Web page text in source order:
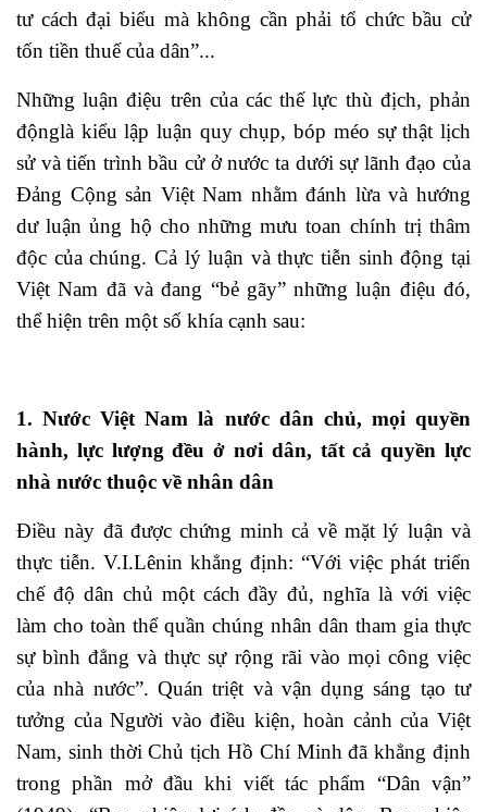
tư cách đại biểu mà không cần phải tổ chức bầu cử
tốn tiền thuế của dân”...
Những luận điệu trên của các thế lực thù địch, phản
độnglà kiểu lập luận quy chụp, bóp méo sự thật lịch
sử và tiến trình bầu cử ở nước ta dưới sự lãnh đạo của
Đảng Cộng sản Việt Nam nhằm đánh lừa và hướng
dư luận ủng hộ cho những mưu toan chính trị thâm
độc của chúng. Cả lý luận và thực tiễn sinh động tại
Việt Nam đã và đang “bẻ gãy” những luận điệu đó,
thể hiện trên một số khía cạnh sau:
1. Nước Việt Nam là nước dân chủ, mọi quyền
hành, lực lượng đều ở nơi dân, tất cả quyền lực
nhà nước thuộc về nhân dân
Điều này đã được chứng minh cả về mặt lý luận và
thực tiễn. V.I.Lênin khẳng định: “Với việc phát triển
chế độ dân chủ một cách đầy đủ, nghĩa là với việc
làm cho toàn thể quần chúng nhân dân tham gia thực
sự bình đẳng và thực sự rộng rãi vào mọi công việc
của nhà nước”. Quán triệt và vận dụng sáng tạo tư
tưởng của Người vào điều kiện, hoàn cảnh của Việt
Nam, sinh thời Chủ tịch Hồ Chí Minh đã khẳng định
trong phần mở đầu khi viết tác phẩm “Dân vận”